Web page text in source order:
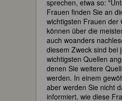
sprechen, etwa so:
Frauen finden Sie an
wichtigsten Frauen der
können über die
auch woanders
diesem Zweck sind bei
wichtigsten Quellen
denen Sie weitere
werden. In einem
aber werden Sie nicht
informiert, wie diese